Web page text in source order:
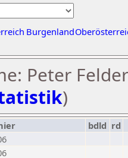
Burgenland
Peter
)
bdld rd